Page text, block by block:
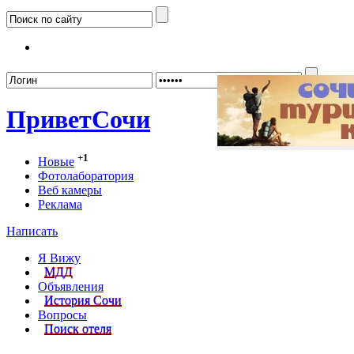
ПриветСочи
Новые +1
Фотолаборатория
Веб камеры
Реклама
Написать
Я Вижу
МДД
Объявления
История Сочи
Вопросы
Поиск отеля